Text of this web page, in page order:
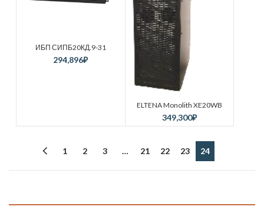
ИБП СИПБ20КД.9-31
294,896₽
ELTENA Monolith XE20WB
349,300₽
1 2 3 … 21 22 23 24